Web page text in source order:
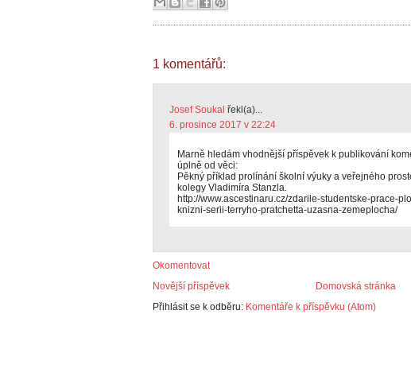
1 komentářů:
Josef Soukal řekl(a)...
6. prosince 2017 v 22:24
Marně hledám vhodnější příspěvek k publikování
úplně od věci:
Pěkný příklad prolínání školní výuky a veřejného
kolegy Vladimíra Stanzla.
http://www.ascestinaru.cz/zdarile-studentske-prace-
knizni-serii-terryho-pratchetta-uzasna-zemeplocha/
Okomentovat
Novější příspěvek
Domovská stránka
Přihlásit se k odběru: Komentáře k příspěvku (Atom)